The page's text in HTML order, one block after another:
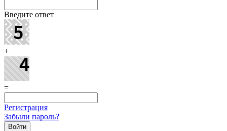
Введите ответ
+
=
Регистрация
Забыли пароль?